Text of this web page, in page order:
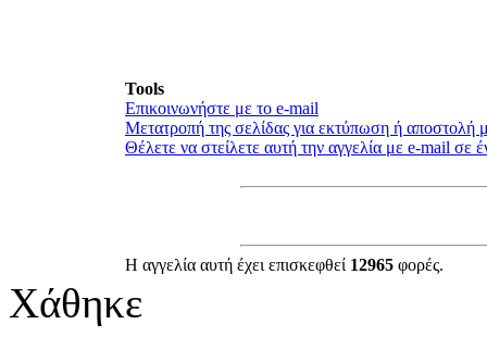
Tools
Επικοινωνήστε με το e-mail
Μετατροπή της σελίδας για εκτύπωση ή αποστολή
Θέλετε να στείλετε αυτή την αγγελία με e-mail σε
Η αγγελία αυτή έχει επισκεφθεί 12965 φορές.
Χάθηκε